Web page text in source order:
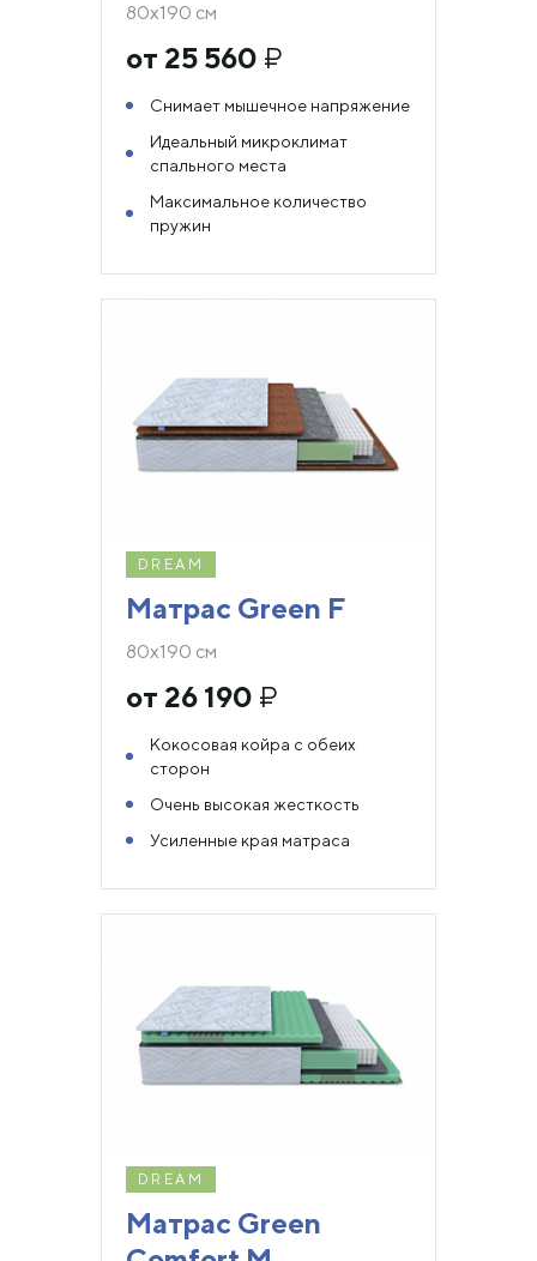
80х190 см
от 25 560 ₽
Снимает мышечное напряжение
Идеальный микроклимат
спального места
Максимальное количество
пружин
DREAM
Матрас Green F
80х190 см
от 26 190 ₽
Кокосовая койра с обеих
сторон
Очень высокая жесткость
Усиленные края матраса
DREAM
Матрас Green